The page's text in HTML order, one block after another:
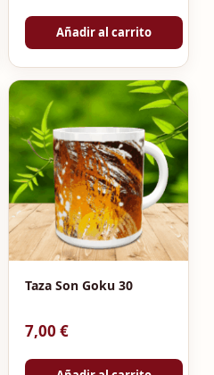
Añadir al carrito
Taza Son Goku 30
7,00 €